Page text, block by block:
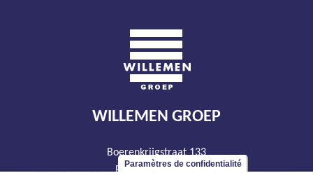
WILLEMEN GROEP
Boerenkrijgstraat 133
BE - 2800 Malines
Paramètres de confidentialité